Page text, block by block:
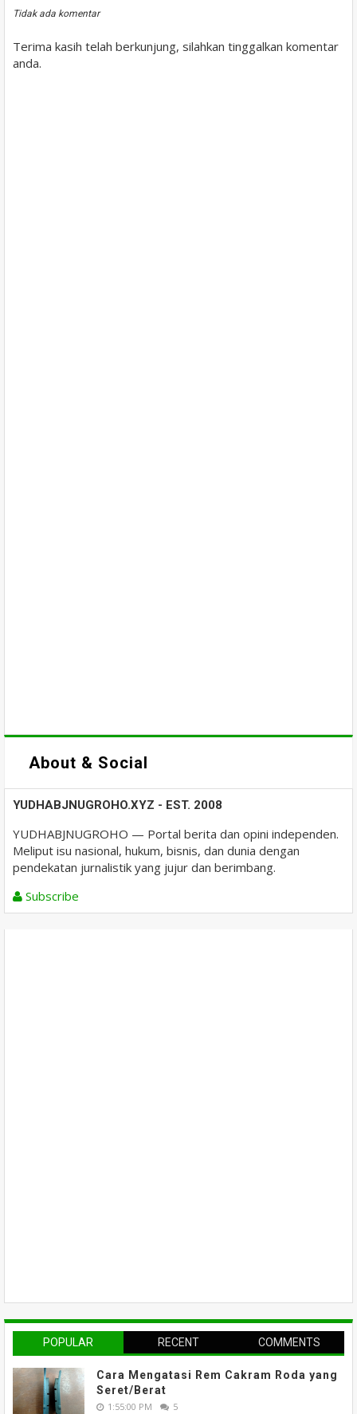
Tidak ada komentar
Terima kasih telah berkunjung, silahkan tinggalkan komentar
anda.
About & Social
YUDHABJNUGROHO.XYZ - EST. 2008
YUDHABJNUGROHO — Portal berita dan opini independen.
Meliput isu nasional, hukum, bisnis, dan dunia dengan
pendekatan jurnalistik yang jujur dan berimbang.
Subscribe
POPULAR RECENT COMMENTS
Cara Mengatasi Rem Cakram Roda yang
Seret/Berat
1:55:00 PM 5